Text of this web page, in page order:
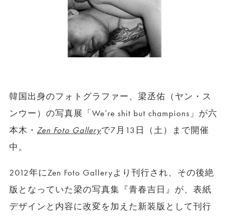
韓国出身のフォトグラファー、梁丞佑（ヤン・ス
ンウー）の写真展「We’re shit but champions」が六
本木・ Zen Foto Galleryで7月13日（土）まで開催
中。
2012年にZen Foto Galleryより刊行され、その後絶
版となっていた梁の写真集『青春吉日』が、表紙
デザインと内容に改変を加えた新装版として刊行